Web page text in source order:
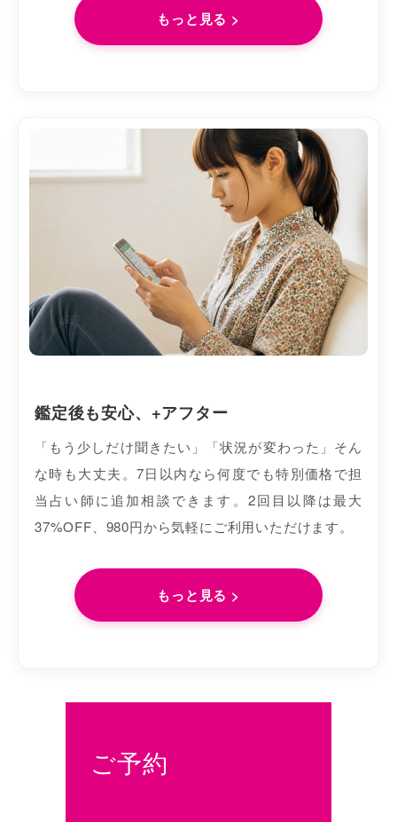
もっと見る >
鑑定後も安心、+アフター
「もう少しだけ聞きたい」「状況が変わった」そん
な時も大丈夫。7日以内なら何度でも特別価格で担
当占い師に追加相談できます。2回目以降は最大
37%OFF、980円から気軽にご利用いただけます。
もっと見る >
ご予約